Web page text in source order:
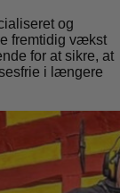
og
fremtidig vækst
for at sikre, at
i længere